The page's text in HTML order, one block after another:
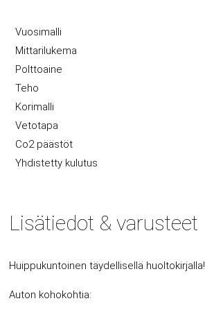
Vuosimalli
Mittarilukema
Polttoaine
Teho
Korimalli
Vetotapa
Co2 päästöt
Yhdistetty kulutus
Lisätiedot & varusteet
Huippukuntoinen täydellisellä huoltokirjalla!
Auton kohokohtia: